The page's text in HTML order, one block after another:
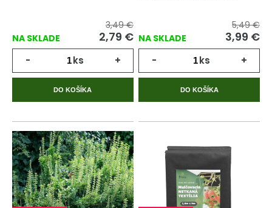
NA SKLADE
3,49 €
2,79 €
- ks +
DO KOŠÍKA
NA SKLADE
5,49 €
3,99 €
- ks +
DO KOŠÍKA